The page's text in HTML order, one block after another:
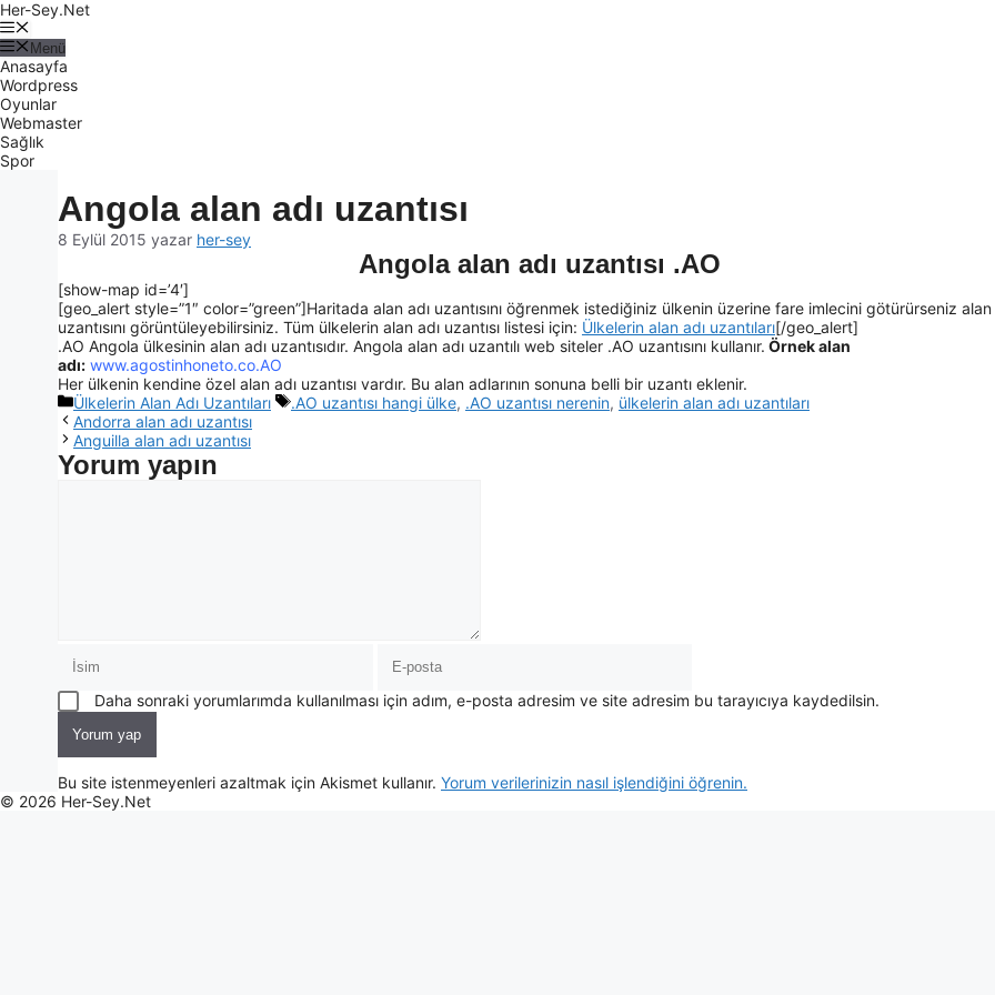
Her-Sey.Net
Menü
Anasayfa
Wordpress
Oyunlar
Webmaster
Sağlık
Spor
Angola alan adı uzantısı
8 Eylül 2015 yazar her-sey
Angola alan adı uzantısı .AO
[show-map id=’4′]
[geo_alert style=”1″ color=”green”]Haritada alan adı uzantısını öğrenmek istediğiniz ülkenin üzerine fare imlecini götürürseniz alan
uzantısını görüntüleyebilirsiniz. Tüm ülkelerin alan adı uzantısı listesi için: Ülkelerin alan adı uzantıları[/geo_alert]
.AO Angola ülkesinin alan adı uzantısıdır. Angola alan adı uzantılı web siteler .AO uzantısını kullanır. Örnek alan
adı: www.agostinhoneto.co.AO
Her ülkenin kendine özel alan adı uzantısı vardır. Bu alan adlarının sonuna belli bir uzantı eklenir.
Ülkelerin Alan Adı Uzantıları
.AO uzantısı hangi ülke, .AO uzantısı nerenin, ülkelerin alan adı uzantıları
Andorra alan adı uzantısı
Anguilla alan adı uzantısı
Yorum yapın
Daha sonraki yorumlarımda kullanılması için adım, e-posta adresim ve site adresim bu tarayıcıya kaydedilsin.
Bu site istenmeyenleri azaltmak için Akismet kullanır. Yorum verilerinizin nasıl işlendiğini öğrenin.
© 2026 Her-Sey.Net